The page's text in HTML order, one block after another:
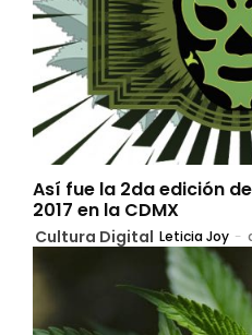
Así fue la 2da edición
2017 en la CDMX
Cultura Digital Leticia Joy -